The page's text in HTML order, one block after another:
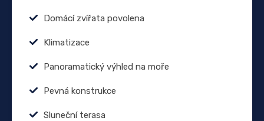
Domácí zvířata povolena
Klimatizace
Panoramatický výhled na moře
Pevná konstrukce
Sluneční terasa